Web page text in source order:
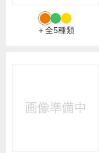
＋全5種類